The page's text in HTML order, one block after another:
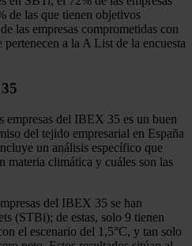
de las que tienen objetivos
las empresas comprometidas con
a la A List de la encuesta
empresas del IBEX 35 es un buen
del tejido empresarial en España
un análisis específico que
materia climática y cuáles son las
del IBEX 35 se han
(STBi); de estas, solo 9 tienen
el escenario del 1,5°C, y tan solo